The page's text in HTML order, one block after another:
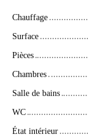
Chauffage
Surface
Pièces
Chambres
Salle de bains
WC
État intérieur